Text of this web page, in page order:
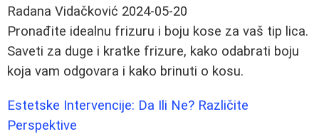
Radana Vidačković 2024-05-20
Pronađite idealnu frizuru i boju kose za vaš tip lica.
Saveti za duge i kratke frizure, kako odabrati boju
koja vam odgovara i kako brinuti o kosu.
Estetske Intervencije: Da Ili Ne? Različite
Perspektive